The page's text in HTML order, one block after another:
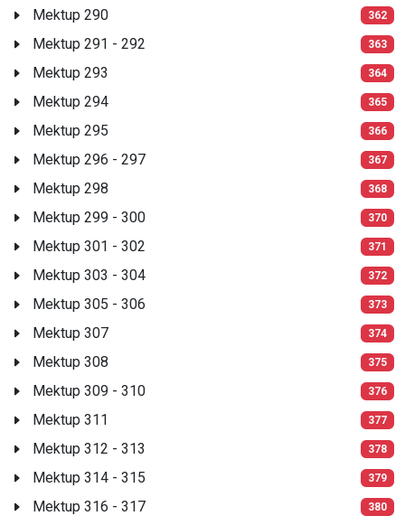
Mektup 290 362
Mektup 291 - 292 363
Mektup 293 364
Mektup 294 365
Mektup 295 366
Mektup 296 - 297 367
Mektup 298 368
Mektup 299 - 300 370
Mektup 301 - 302 371
Mektup 303 - 304 372
Mektup 305 - 306 373
Mektup 307 374
Mektup 308 375
Mektup 309 - 310 376
Mektup 311 377
Mektup 312 - 313 378
Mektup 314 - 315 379
Mektup 316 - 317 380